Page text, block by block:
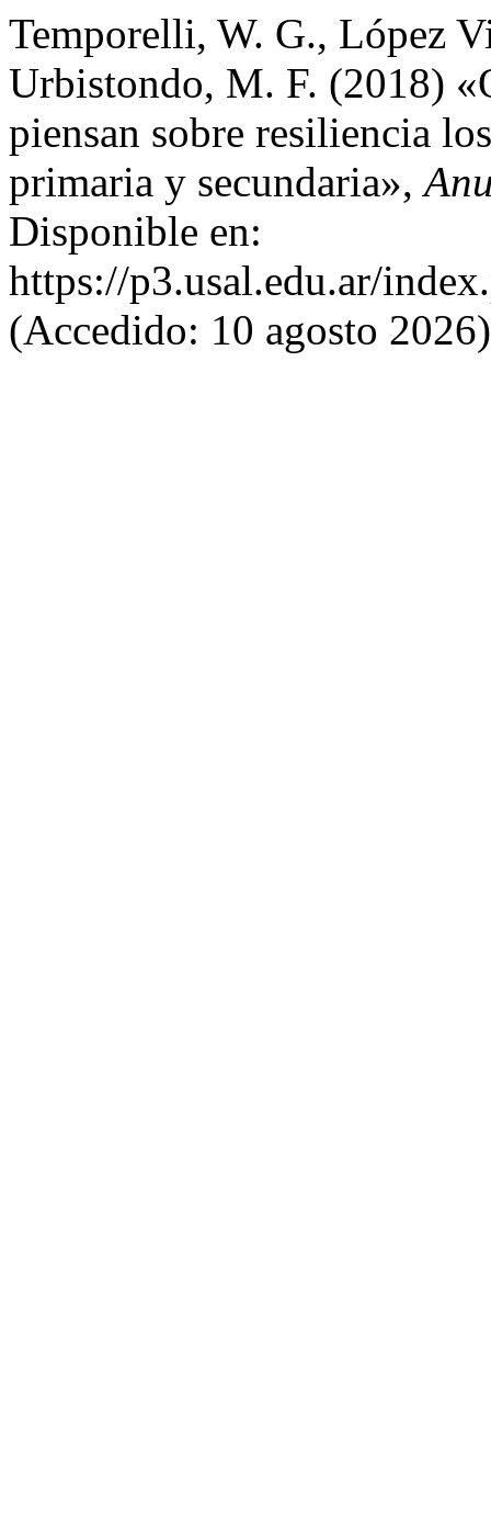
Temporelli, W. G., López
Urbistondo, M. F. (2018)
piensan sobre resiliencia
primaria y secundaria»,
Disponible en:
https://p3.usal.edu.ar/
(Accedido: 10 agosto